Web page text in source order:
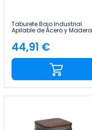
Taburete Bajo Industrial
Apilable de Acero y Madera
38x38x46cm Thinia Home
Precio
44,91 €